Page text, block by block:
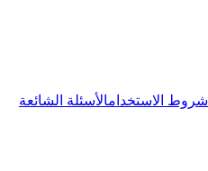
شروط الاستخدامالأسئلة الشائعة